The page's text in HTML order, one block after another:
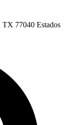
77040 Estados